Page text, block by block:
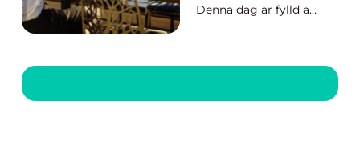
Denna dag är fylld av
att kunna återuppleva
ögonblick, ...